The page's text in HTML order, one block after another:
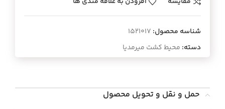
شناسه محصول: 1521017
دسته: محیط کشت میرمدیا
حمل و نقل و تحویل محصول